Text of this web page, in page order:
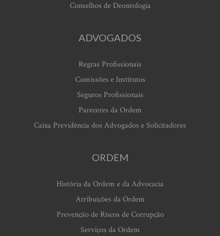
Conselhos de Deontologia
ADVOGADOS
Regras Profissionais
Comissões e Institutos
Seguros Profissionais
Pareceres da Ordem
Caixa Previdência dos Advogados e Solicitadores
ORDEM
História da Ordem e da Advocacia
Atribuições da Ordem
Prevenção de Riscos de Corrupção
Serviços da Ordem